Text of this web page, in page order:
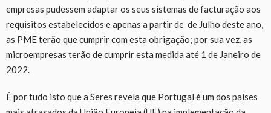
empresas pudessem adaptar os seus sistemas de facturação aos
requisitos estabelecidos e apenas a partir de de Julho deste ano,
as PME terão que cumprir com esta obrigação; por sua vez, as
microempresas terão de cumprir esta medida até 1 de Janeiro de
2022.
É por tudo isto que a Seres revela que Portugal é um dos países